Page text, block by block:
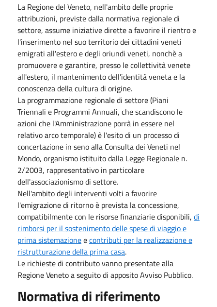
La Regione del Veneto, nell'ambito delle proprie
attribuzioni, previste dalla normativa regionale di
settore, assume iniziative dirette a favorire il rientro e
l'inserimento nel suo territorio dei cittadini veneti
emigrati all'estero e degli oriundi veneti, nonchè a
promuovere e garantire, presso le collettività venete
all'estero, il mantenimento dell'identità veneta e la
conoscenza della cultura di origine.
La programmazione regionale di settore (Piani
Triennali e Programmi Annuali, che scandiscono le
azioni che l'Amministrazione porrà in essere nel
relativo arco temporale) è l'esito di un processo di
concertazione in seno alla Consulta dei Veneti nel
Mondo, organismo istituito dalla Legge Regionale n.
2/2003, rappresentativo in particolare
dell'associazionismo di settore.
Nell'ambito degli interventi volti a favorire
l'emigrazione di ritorno è prevista la concessione,
compatibilmente con le risorse finanziarie disponibili, di
rimborsi per il sostenimento delle spese di viaggio e
prima sistemazioneecontributi per la realizzazione e
ristrutturazione della prima casa.
Le richieste di contributo vanno presentate alla
Regione Veneto a seguito di apposito Avviso Pubblico.
Normativa di riferimento